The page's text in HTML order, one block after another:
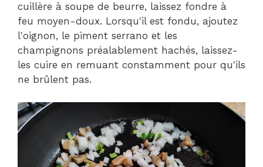
cuillère à soupe de beurre, laissez fondre à
feu moyen-doux. Lorsqu'il est fondu, ajoutez
l'oignon, le piment serrano et les
champignons préalablement hachés, laissez-
les cuire en remuant constamment pour qu'ils
ne brûlent pas.